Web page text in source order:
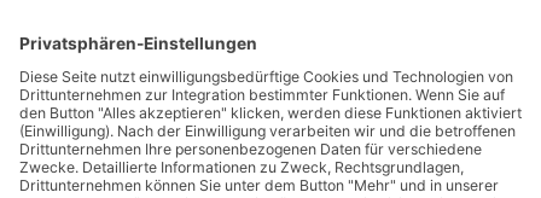
für unseren Sport begleiten.
Zurück